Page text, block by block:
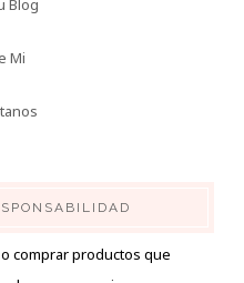
Mi
comprar productos que